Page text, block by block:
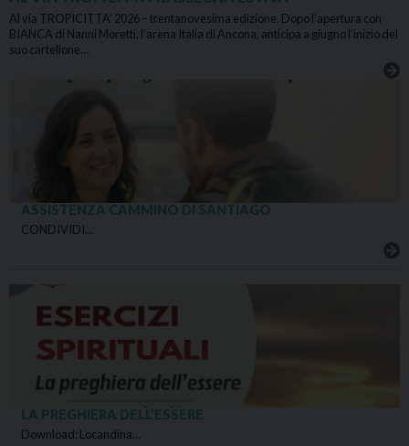
Al via TROPICITTA’ 2026 – trentanovesima edizione. Dopo l’apertura con
BIANCA di Nanni Moretti, l’arena Italia di Ancona, anticipa a giugno l’inizio del
suo cartellone…
ASSISTENZA CAMMINO DI SANTIAGO
CONDIVIDI…
LA PREGHIERA DELL’ESSERE
Download: Locandina…